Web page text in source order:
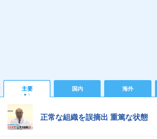
主要 国内 海外
正常な組織を誤摘出 重篤な状態